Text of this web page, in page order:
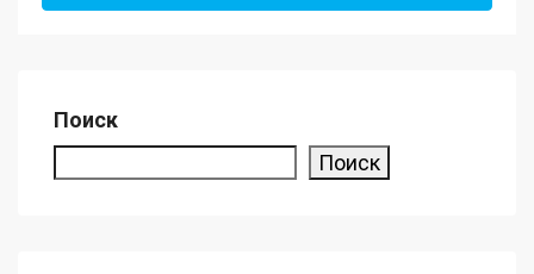
Поиск
Поиск